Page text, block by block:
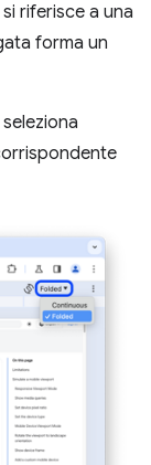
riferisce a una
forma un